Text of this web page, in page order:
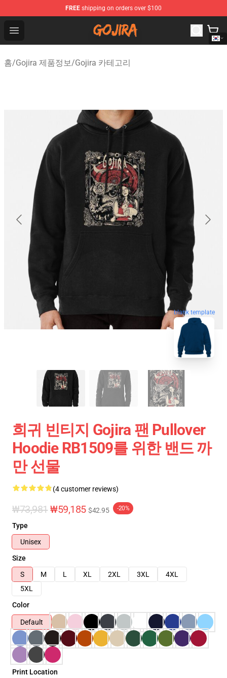
FREE shipping on orders over $100
Open menu
Gojira Shop - Official Gojira Merchandise Store
홈/Gojira 제품정보/Gojira 카테고리
blank template
희귀 빈티지 Gojira 팬 Pullover
Hoodie RB1509를 위한 밴드 까
만 선물
(4 customer reviews)
₩73,981 ₩59,185 $42.95 -20%
Type
Unisex
Size
S
M L XL 2XL 3XL
4XL
5XL
Color
Default
Print Location